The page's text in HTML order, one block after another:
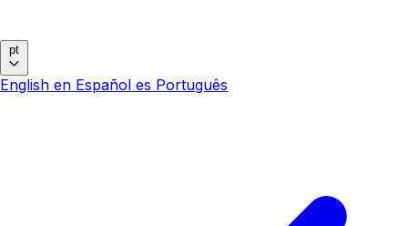
pt
English en Español es Português